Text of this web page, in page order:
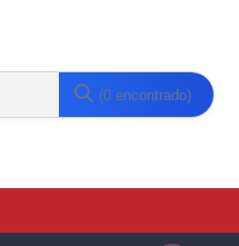
(0 encontrado)